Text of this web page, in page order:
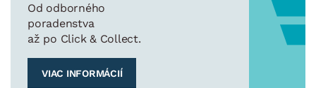
Od odborného
poradenstva
až po Click & Collect.
VIAC INFORMÁCIÍ